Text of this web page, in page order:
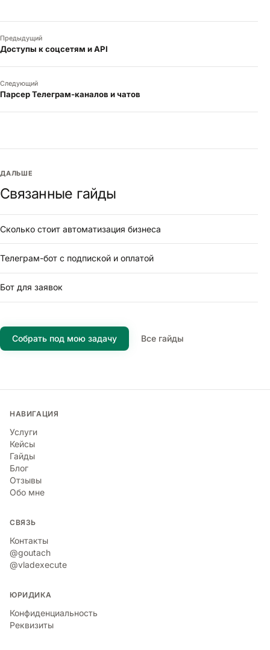
Предыдущий
Доступы к соцсетям и API
Следующий
Парсер Телеграм-каналов и чатов
ДАЛЬШЕ
Связанные гайды
Сколько стоит автоматизация бизнеса
Телеграм-бот с подпиской и оплатой
Бот для заявок
Собрать под мою задачу Все гайды
НАВИГАЦИЯ
Услуги
Кейсы
Гайды
Блог
Отзывы
Обо мне
СВЯЗЬ
Контакты
@goutach
@vladexecute
ЮРИДИКА
Конфиденциальность
Реквизиты